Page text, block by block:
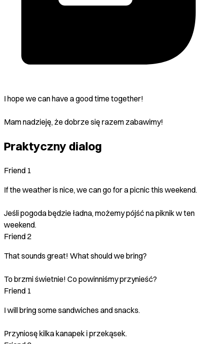
I hope we can have a good time together!
Mam nadzieję, że dobrze się razem zabawimy!
Praktyczny dialog
Friend 1
If the weather is nice, we can go for a picnic this weekend.
Jeśli pogoda będzie ładna, możemy pójść na piknik w ten
weekend.
Friend 2
That sounds great! What should we bring?
To brzmi świetnie! Co powinniśmy przynieść?
Friend 1
I will bring some sandwiches and snacks.
Przyniosę kilka kanapek i przekąsek.